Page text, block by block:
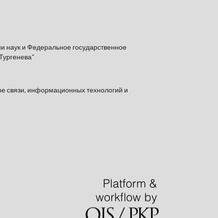
наук и Федеральное государственное
связи, информационных технологий и